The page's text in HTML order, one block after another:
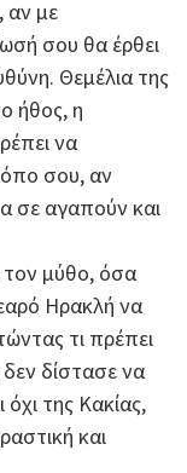
αν με
σου θα έρθει
Θεμέλια της
ήθος, η
να
σου, αν
σε αγαπούν και
μύθο, όσα
Ηρακλή να
τι πρέπει
δίστασε να
της Κακίας,
και